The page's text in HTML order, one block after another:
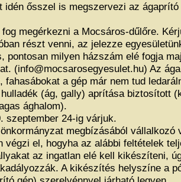
idén ősszel is megszervezi az
megérkezni a Mocsáros-dűlőre.
részt venni, az jelezze
pontosan milyen házszám elé fogja
(info@mocsarosegyesulet.hu) Az
fahasábokat a gép már nem tud
(ág, gally) aprítása biztosított
ághalom).
szeptember 24-ig várjuk.
megbízásából vállalkozó
végzi el, hogyha az alábbi feltételek
az ingatlan elé kell kikészíteni,
A kikészítés helyszíne a